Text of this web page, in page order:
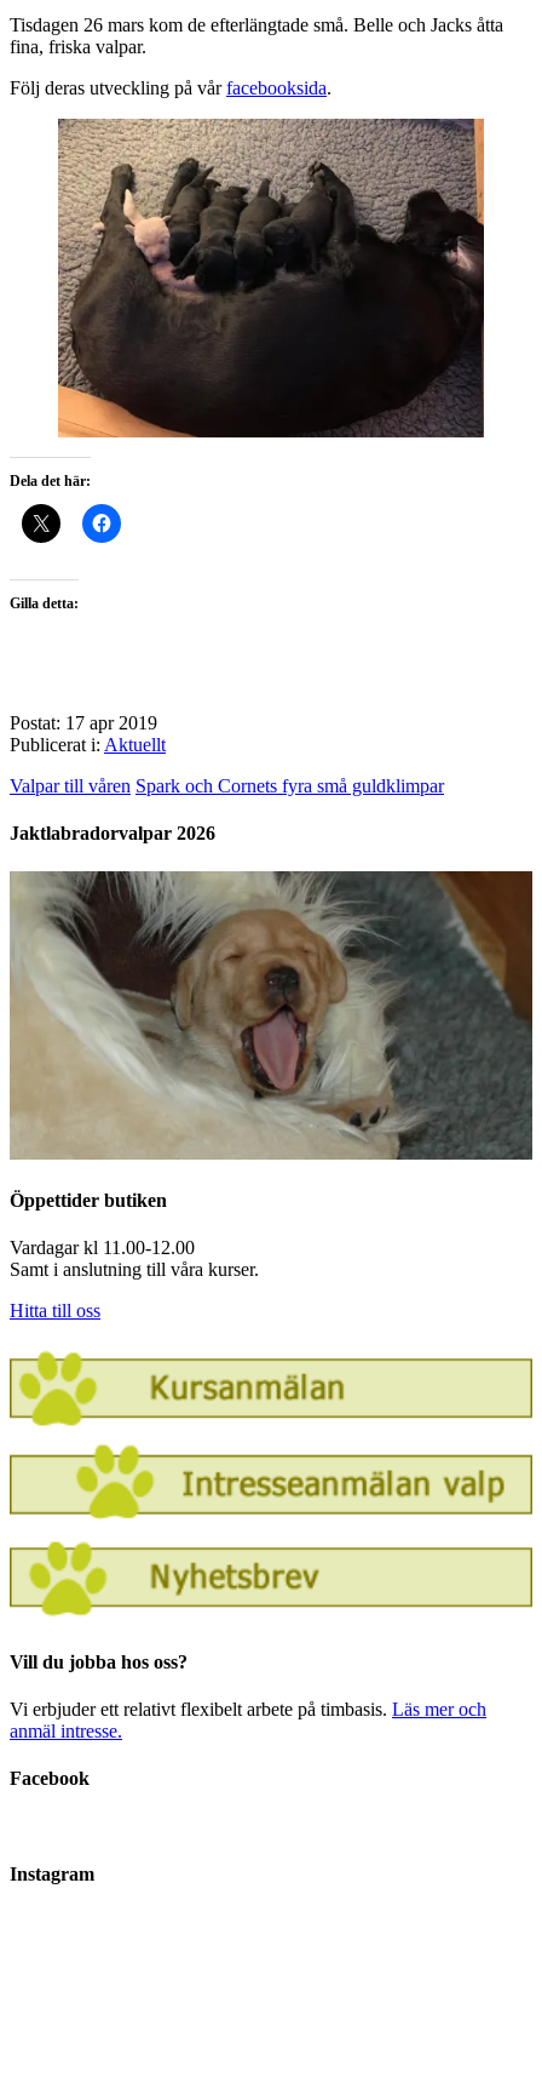
Tisdagen 26 mars kom de efterlängtade små. Belle och Jacks åtta
fina, friska valpar.
Följ deras utveckling på vårfacebooksida.
Dela det här:
Gilla detta:
Postat: 17 apr 2019
Publicerat i: Aktuellt
Valpar till våren Spark och Cornets fyra små guldklimpar
Jaktlabradorvalpar 2026
Öppettider butiken
Vardagar kl 11.00-12.00
Samt i anslutning till våra kurser.
Hitta till oss
Vill du jobba hos oss?
Vi erbjuder ett relativt flexibelt arbete på timbasis. Läs mer och
anmäl intresse.
Facebook
Instagram